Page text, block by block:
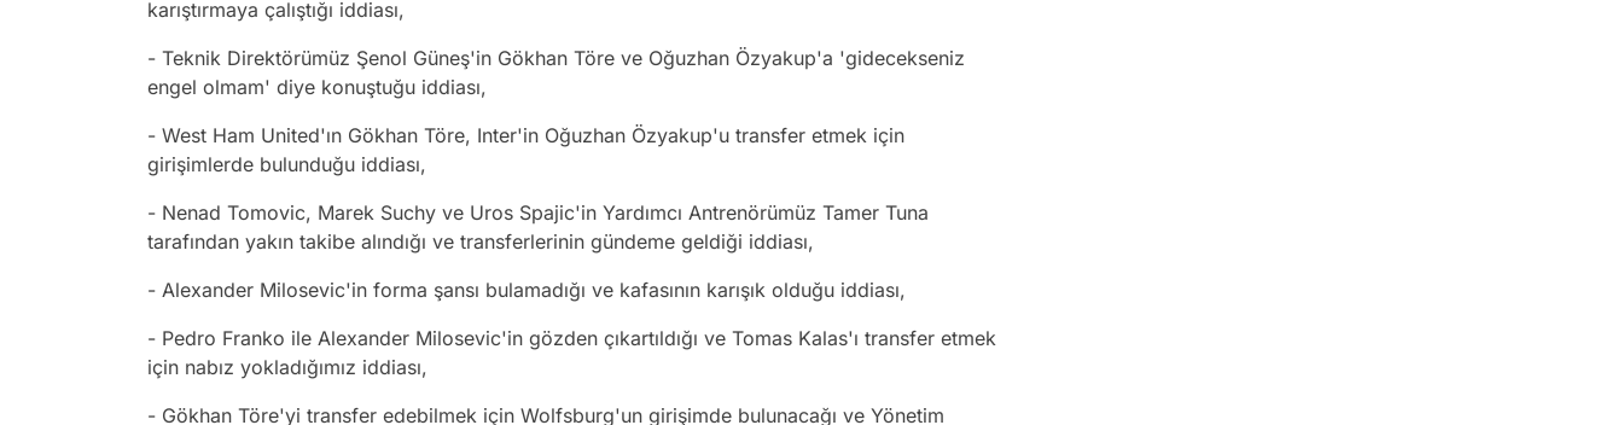
karıştırmaya çalıştığı iddiası,
- Teknik Direktörümüz Şenol Güneş'in Gökhan Töre ve Oğuzhan Özyakup'a 'gidecekseniz
engel olmam' diye konuştuğu iddiası,
- West Ham United'ın Gökhan Töre, Inter'in Oğuzhan Özyakup'u transfer etmek için
girişimlerde bulunduğu iddiası,
- Nenad Tomovic, Marek Suchy ve Uros Spajic'in Yardımcı Antrenörümüz Tamer Tuna
tarafından yakın takibe alındığı ve transferlerinin gündeme geldiği iddiası,
- Alexander Milosevic'in forma şansı bulamadığı ve kafasının karışık olduğu iddiası,
- Pedro Franko ile Alexander Milosevic'in gözden çıkartıldığı ve Tomas Kalas'ı transfer etmek
için nabız yokladığımız iddiası,
- Gökhan Töre'yi transfer edebilmek için Wolfsburg'un girişimde bulunacağı ve Yönetim